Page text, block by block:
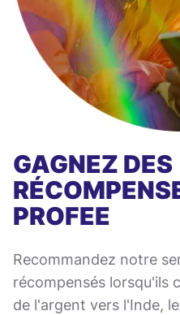
GAGNEZ DES
PROFEE
Recommandez notre
récompensés lorsqu'ils
de l'argent vers l'Inde,